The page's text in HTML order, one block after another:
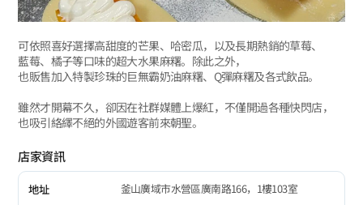
可依照喜好選擇高甜度的芒果、哈密瓜，以及長期熱銷的草莓、
藍莓、橘子等口味的超大水果麻糬。除此之外，
也販售加入特製珍珠的巨無霸奶油麻糬、Q彈麻糬及各式飲品。
雖然才開幕不久，卻因在社群媒體上爆紅，不僅開過各種快閃店，
也吸引絡繹不絕的外國遊客前來朝聖。
店家資訊
地址
釜山廣域市水營區廣南路166，1樓103室